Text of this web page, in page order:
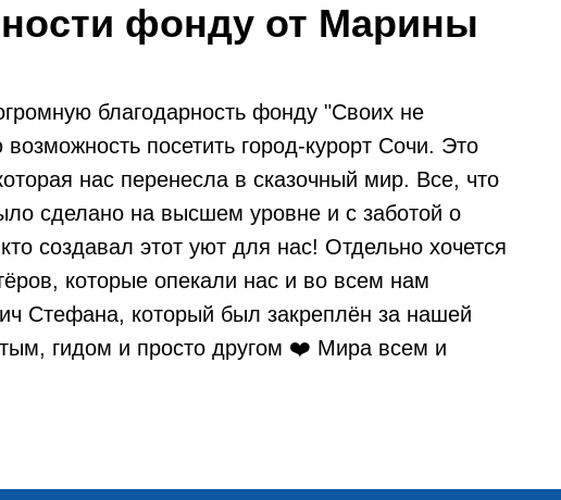
фонду от Марины
благодарность фонду "Своих не
посетить город-курорт Сочи. Это
нас перенесла в сказочный мир. Все, что
сделано на высшем уровне и с заботой о
создавал этот уют для нас! Отдельно хочется
которые опекали нас и во всем нам
Стефана, который был закреплён за нашей
гидом и просто другом ❤️ Мира всем и